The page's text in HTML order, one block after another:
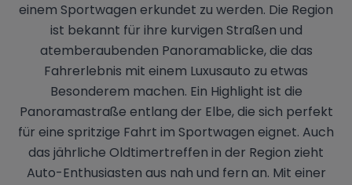
einem Sportwagen erkundet zu werden. Die Region
ist bekannt für ihre kurvigen Straßen und
atemberaubenden Panoramablicke, die das
Fahrerlebnis mit einem Luxusauto zu etwas
Besonderem machen. Ein Highlight ist die
Panoramastraße entlang der Elbe, die sich perfekt
für eine spritzige Fahrt im Sportwagen eignet. Auch
das jährliche Oldtimertreffen in der Region zieht
Auto-Enthusiasten aus nah und fern an. Mit einer